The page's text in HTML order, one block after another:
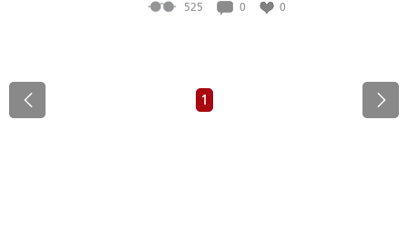
525
0 0
1